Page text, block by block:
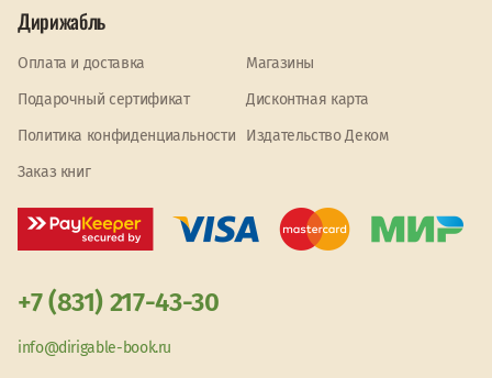
Дирижабль
Оплата и доставка
Магазины
Подарочный сертификат
Дисконтная карта
Политика конфиденциальности
Издательство Деком
Заказ книг
+7 (831) 217-43-30
info@dirigable-book.ru